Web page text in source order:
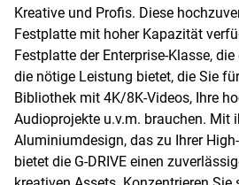
Kreative und Profis. Diese
Festplatte mit hoher Kapazität
Festplatte der Enterprise-Klasse,
die nötige Leistung bietet, die Sie
Bibliothek mit 4K/8K-Videos, Ihre
Audioprojekte u.v.m. brauchen. Mit
Aluminiumdesign, das zu Ihrer
bietet die G-DRIVE einen